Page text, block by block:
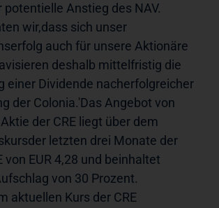
Anstieg des NAV.
wir,dass sich unser
auch für unsere Aktionäre
deshalb mittelfristig die
einer Dividende nacherfolgreicher
der Colonia.'Das Angebot von
der CRE liegt über dem
letzten drei Monate der
von EUR 4,28 und beinhaltet
von 30 Prozent.
aktuellen Kurs der CRE